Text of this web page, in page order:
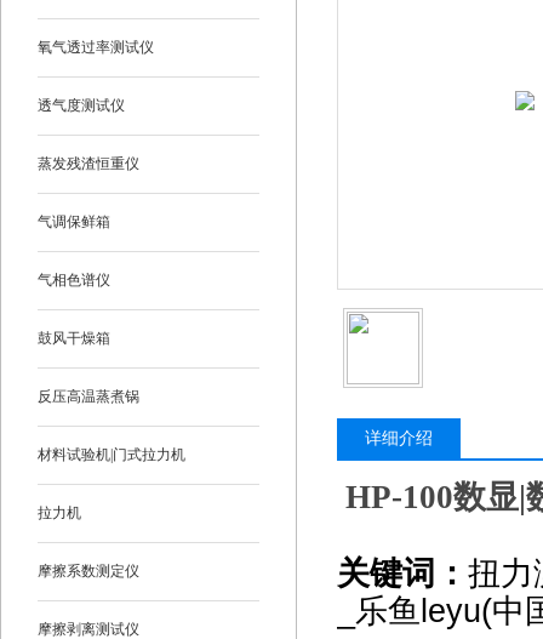
氧气透过率测试仪
透气度测试仪
蒸发残渣恒重仪
气调保鲜箱
气相色谱仪
鼓风干燥箱
反压高温蒸煮锅
材料试验机|门式拉力机
拉力机
摩擦系数测定仪
摩擦剥离测试仪
详细介绍
HP-100数显|
关键词： 扭力
_乐鱼leyu(中